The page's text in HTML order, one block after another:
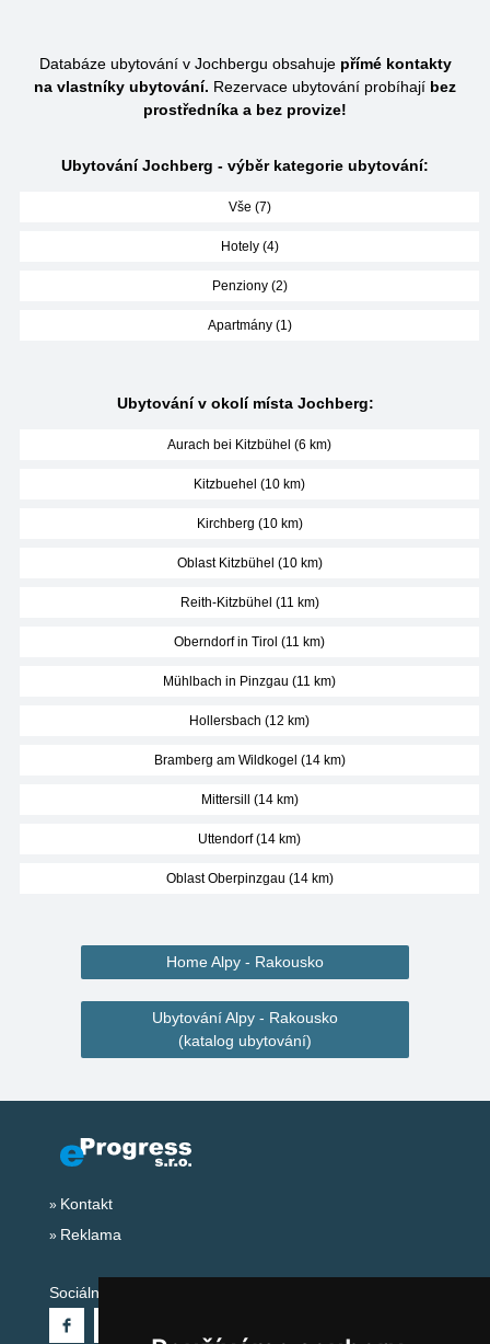
Databáze ubytování v Jochbergu obsahuje přímé kontakty
na vlastníky ubytování. Rezervace ubytování probíhají bez
prostředníka a bez provize!
Ubytování Jochberg - výběr kategorie ubytování:
Vše (7)
Hotely (4)
Penziony (2)
Apartmány (1)
Ubytování v okolí místa Jochberg:
Aurach bei Kitzbühel (6 km)
Kitzbuehel (10 km)
Kirchberg (10 km)
Oblast Kitzbühel (10 km)
Reith-Kitzbühel (11 km)
Oberndorf in Tirol (11 km)
Mühlbach in Pinzgau (11 km)
Hollersbach (12 km)
Bramberg am Wildkogel (14 km)
Mittersill (14 km)
Uttendorf (14 km)
Oblast Oberpinzgau (14 km)
Home Alpy - Rakousko
Ubytování Alpy - Rakousko
(katalog ubytování)
Kontakt
Reklama
Sociální sítě: